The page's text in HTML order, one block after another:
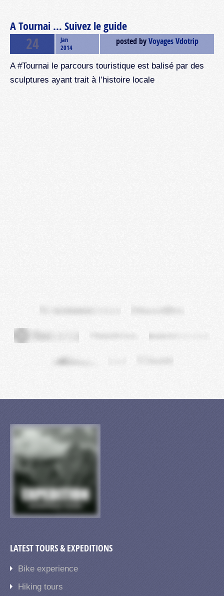
A Tournai … Suivez le guide
24
Jan
2014
posted byVoyages Vdotrip
A #Tournai le parcours touristique est balisé par des
sculptures ayant trait à l’histoire locale
LATEST TOURS & EXPEDITIONS
Bike experience
Hiking tours